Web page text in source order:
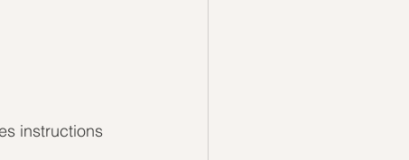
instructions